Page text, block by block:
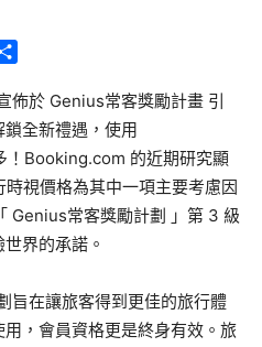
於 Genius常客獎勵計畫 引
全新禮遇，使用
Booking.com 的近期研究顯
視價格為其中一項主要考慮因
Genius常客獎勵計劃 」第 3 級
界的承諾。
旨在讓旅客得到更佳的旅行體
，會員資格更是終身有效。旅